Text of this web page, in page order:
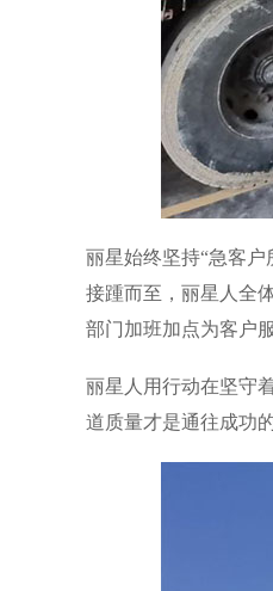
丽星始终坚持“急客
接踵而至，丽星人全
部门加班加点为客户服
丽星人用行动在坚守
道质量才是通往成功